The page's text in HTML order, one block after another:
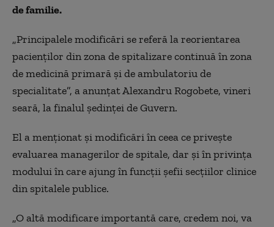
de familie.
„Principalele modificări se referă la reorientarea
pacienţilor din zona de spitalizare continuă în zona
de medicină primară şi de ambulatoriu de
specialitate”, a anunţat Alexandru Rogobete, vineri
seară, la finalul şedinţei de Guvern.
El a menţionat şi modificări în ceea ce priveşte
evaluarea managerilor de spitale, dar şi în privinţa
modului în care ajung în funcţii şefii secţiilor clinice
din spitalele publice.
„O altă modificare importantă care, credem noi, va